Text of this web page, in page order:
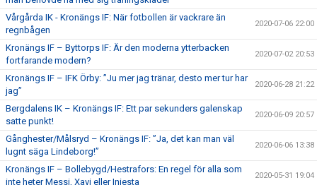
Vårgårda IK - Kronängs IF: När fotbollen är vackrare än
regnbågen
2020-07-06 22:00
Kronängs IF – Byttorps IF: Är den moderna ytterbacken
fortfarande modern?
2020-07-02 20:53
Kronängs IF – IFK Örby: ”Ju mer jag tränar, desto mer tur har
jag”
2020-06-28 21:22
Bergdalens IK – Kronängs IF: Ett par sekunders galenskap
satte punkt!
2020-06-09 20:57
Gånghester/Målsryd – Kronängs IF: ”Ja, det kan man väl
lugnt säga Lindeborg!”
2020-06-06 13:38
Kronängs IF – Bollebygd/Hestrafors: En regel för alla som
inte heter Messi, Xavi eller Iniesta
2020-05-31 19:04